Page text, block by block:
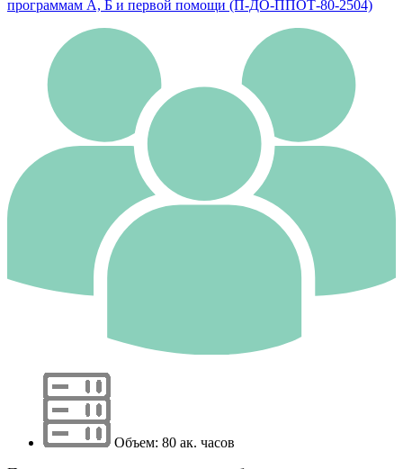
программам А, Б и первой помощи (П-ДО-ППОТ-80-2504)
Объем: 80 ак. часов